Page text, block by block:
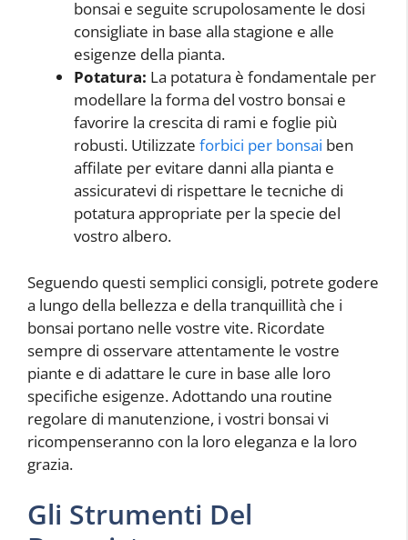
bonsai e seguite scrupolosamente le dosi
consigliate in base alla stagione e alle
esigenze della pianta.
Potatura: La potatura è fondamentale per
modellare la forma del vostro bonsai e
favorire la crescita di rami e foglie più
robusti. Utilizzate forbici per bonsai ben
affilate per evitare danni alla pianta e
assicuratevi di rispettare le tecniche di
potatura appropriate per la specie del
vostro albero.
Seguendo questi semplici consigli, potrete godere
a lungo della bellezza e della tranquillità che i
bonsai portano nelle vostre vite. Ricordate
sempre di osservare attentamente le vostre
piante e di adattare le cure in base alle loro
specifiche esigenze. Adottando una routine
regolare di manutenzione, i vostri bonsai vi
ricompenseranno con la loro eleganza e la loro
grazia.
Gli Strumenti Del